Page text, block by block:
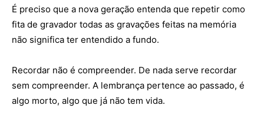
É preciso que a nova geração entenda que repetir como
fita de gravador todas as gravações feitas na memória
não significa ter entendido a fundo.
Recordar não é compreender. De nada serve recordar
sem compreender. A lembrança pertence ao passado, é
algo morto, algo que já não tem vida.